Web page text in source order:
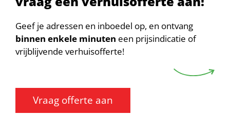
Geef je adressen en inboedel op, en ontvang
binnen enkele minuten een prijsindicatie of
vrijblijvende verhuisofferte!
Vraag offerte aan